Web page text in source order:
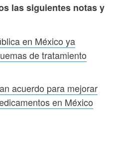
las siguientes notas y
en México ya
de tratamiento
acuerdo para mejorar
en México